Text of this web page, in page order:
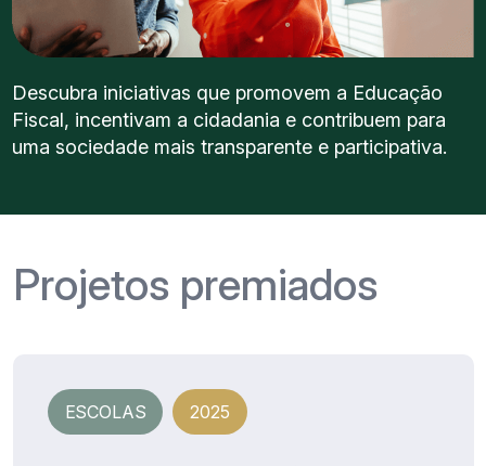
Descubra iniciativas que promovem a Educação
Fiscal, incentivam a cidadania e contribuem para
uma sociedade mais transparente e participativa.
Projetos premiados
ESCOLAS 2025